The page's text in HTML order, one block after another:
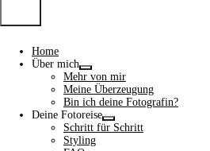
Home
Über mich
Show
sub
menu
Mehr von mir
Meine Überzeugung
Bin ich deine Fotografin?
Deine Fotoreise
Show
sub
Schritt für Schritt
Styling